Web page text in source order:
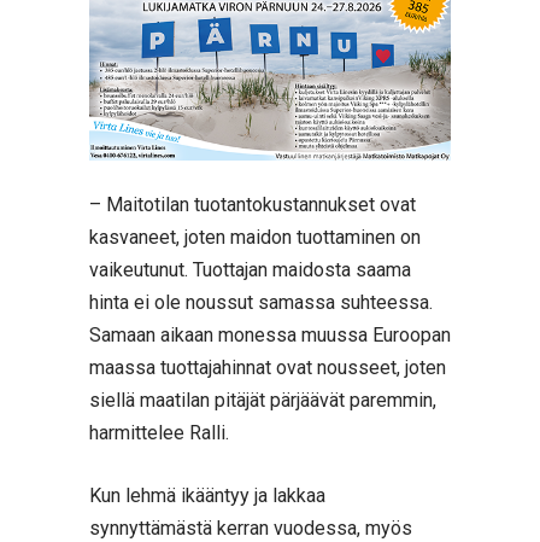
– Maitotilan tuotantokustannukset ovat
kasvaneet, joten maidon tuottaminen on
vaikeutunut. Tuottajan maidosta saama
hinta ei ole noussut samassa suhteessa.
Samaan aikaan monessa muussa Euroopan
maassa tuottajahinnat ovat nousseet, joten
siellä maatilan pitäjät pärjäävät paremmin,
harmittelee Ralli.
Kun lehmä ikääntyy ja lakkaa
synnyttämästä kerran vuodessa, myös